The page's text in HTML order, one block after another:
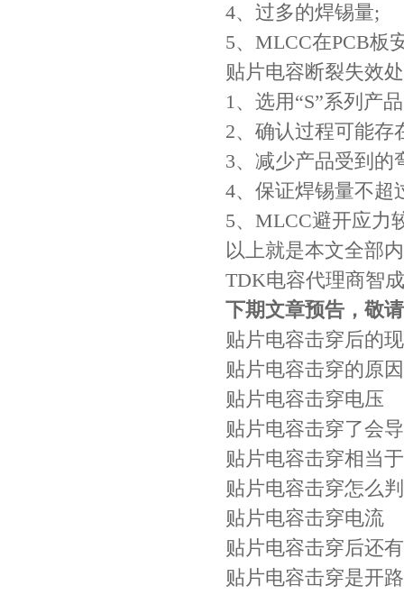
4、过多的焊锡量;
5、MLCC在PCB板
贴片电容断裂失效
1、选用“S”系列产
2、确认过程可能存
3、减少产品受到的
4、保证焊锡量不超
5、MLCC避开应力
以上就是本文全部
TDK电容代理商智
下期文章预告，敬
贴片电容击穿后的
贴片电容击穿的原因
贴片电容击穿电压
贴片电容击穿了会
贴片电容击穿相当
贴片电容击穿怎么
贴片电容击穿电流
贴片电容击穿后还
贴片电容击穿是开